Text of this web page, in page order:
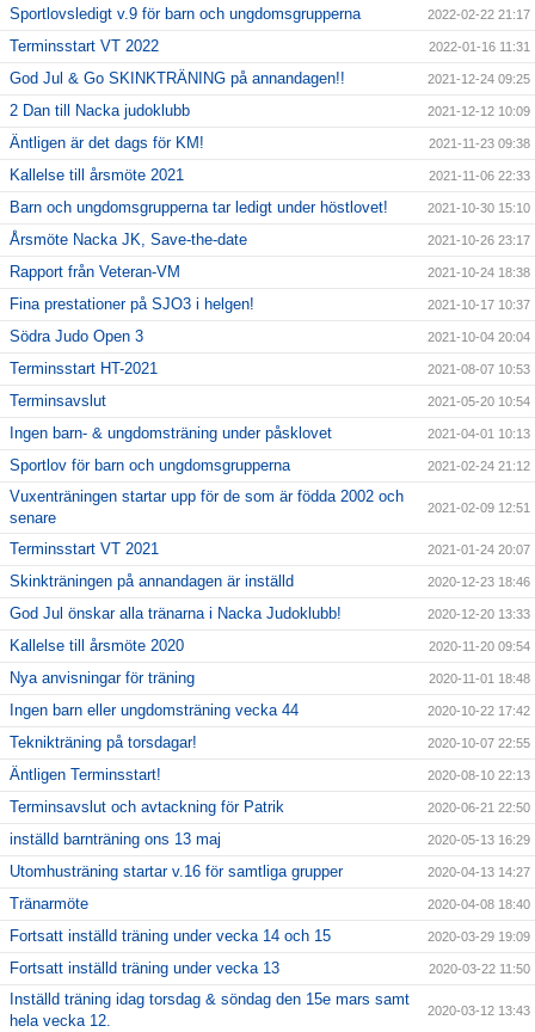
Sportlovsledigt v.9 för barn och ungdomsgrupperna 2022-02-22 21:17
Terminsstart VT 2022 2022-01-16 11:31
God Jul & Go SKINKTRÄNING på annandagen!! 2021-12-24 09:25
2 Dan till Nacka judoklubb 2021-12-12 10:09
Äntligen är det dags för KM! 2021-11-23 09:38
Kallelse till årsmöte 2021 2021-11-06 22:33
Barn och ungdomsgrupperna tar ledigt under höstlovet! 2021-10-30 15:10
Årsmöte Nacka JK, Save-the-date 2021-10-26 23:17
Rapport från Veteran-VM 2021-10-24 18:38
Fina prestationer på SJO3 i helgen! 2021-10-17 10:37
Södra Judo Open 3 2021-10-04 20:04
Terminsstart HT-2021 2021-08-07 10:53
Terminsavslut 2021-05-20 10:54
Ingen barn- & ungdomsträning under påsklovet 2021-04-01 10:13
Sportlov för barn och ungdomsgrupperna 2021-02-24 21:12
Vuxenträningen startar upp för de som är födda 2002 och
senare
2021-02-09 12:51
Terminsstart VT 2021 2021-01-24 20:07
Skinkträningen på annandagen är inställd 2020-12-23 18:46
God Jul önskar alla tränarna i Nacka Judoklubb! 2020-12-20 13:33
Kallelse till årsmöte 2020 2020-11-20 09:54
Nya anvisningar för träning 2020-11-01 18:48
Ingen barn eller ungdomsträning vecka 44 2020-10-22 17:42
Teknikträning på torsdagar! 2020-10-07 22:55
Äntligen Terminsstart! 2020-08-10 22:13
Terminsavslut och avtackning för Patrik 2020-06-21 22:50
inställd barnträning ons 13 maj 2020-05-13 16:29
Utomhusträning startar v.16 för samtliga grupper 2020-04-13 14:27
Tränarmöte 2020-04-08 18:40
Fortsatt inställd träning under vecka 14 och 15 2020-03-29 19:09
Fortsatt inställd träning under vecka 13 2020-03-22 11:50
Inställd träning idag torsdag & söndag den 15e mars samt
hela vecka 12.
2020-03-12 13:43